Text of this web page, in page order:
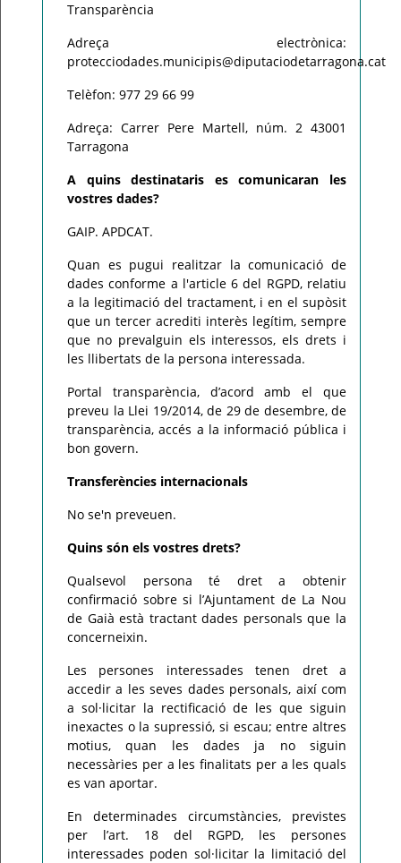
Transparència
Adreça electrònica:
protecciodades.municipis@diputaciodetarragona.cat
Telèfon: 977 29 66 99
Adreça: Carrer Pere Martell, núm. 2 43001
Tarragona
A quins destinataris es comunicaran les
vostres dades?
GAIP. APDCAT.
Quan es pugui realitzar la comunicació de
dades conforme a l'article 6 del RGPD, relatiu
a la legitimació del tractament, i en el supòsit
que un tercer acrediti interès legítim, sempre
que no prevalguin els interessos, els drets i
les llibertats de la persona interessada.
Portal transparència, d’acord amb el que
preveu la Llei 19/2014, de 29 de desembre, de
transparència, accés a la informació pública i
bon govern.
Transferències internacionals
No se'n preveuen.
Quins són els vostres drets?
Qualsevol persona té dret a obtenir
confirmació sobre si l’Ajuntament de La Nou
de Gaià està tractant dades personals que la
concerneixin.
Les persones interessades tenen dret a
accedir a les seves dades personals, així com
a sol·licitar la rectificació de les que siguin
inexactes o la supressió, si escau; entre altres
motius, quan les dades ja no siguin
necessàries per a les finalitats per a les quals
es van aportar.
En determinades circumstàncies, previstes
per l’art. 18 del RGPD, les persones
interessades poden sol·licitar la limitació del